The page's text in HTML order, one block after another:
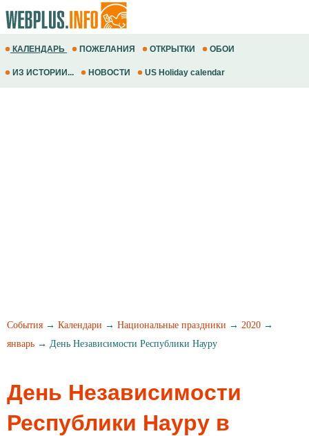
КАЛЕНДАРЬ ПОЖЕЛАНИЯ ОТКРЫТКИ ОБОИ
ИЗ ИСТОРИИ... НОВОСТИ US Holiday calendar
События → Календари → Национальные праздники → 2020 →
январь → День Независимости Республики Науру
День Независимости
Республики Науру в